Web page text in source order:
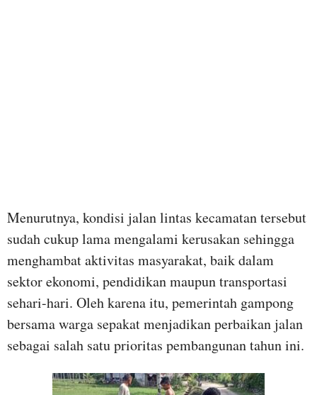
Menurutnya, kondisi jalan lintas kecamatan tersebut
sudah cukup lama mengalami kerusakan sehingga
menghambat aktivitas masyarakat, baik dalam
sektor ekonomi, pendidikan maupun transportasi
sehari-hari. Oleh karena itu, pemerintah gampong
bersama warga sepakat menjadikan perbaikan jalan
sebagai salah satu prioritas pembangunan tahun ini.